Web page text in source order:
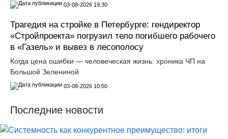
03-08-2026 19:30
Трагедия на стройке в Петербурге: гендиректор
«Стройпроекта» погрузил тело погибшего рабочего
в «Газель» и вывез в лесополосу
Когда цена ошибки — человеческая жизнь: хроника ЧП на
Большой Зелениной
03-08-2026 10:50
Последние новости